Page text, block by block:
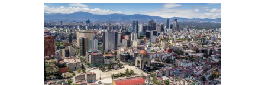
Столицы в мире Городов в истории